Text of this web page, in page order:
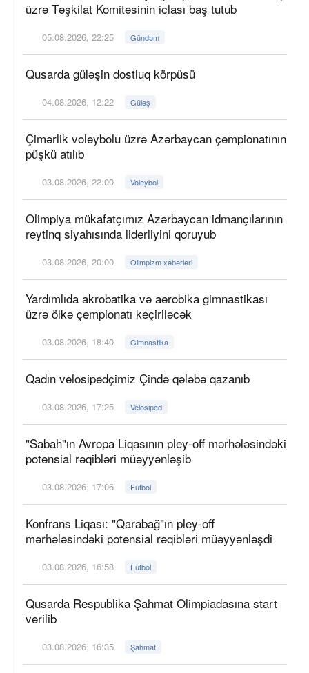
üzrə Təşkilat Komitəsinin iclası baş tutub
05.08.2026, 22:25 Gündəm
Qusarda güləşin dostluq körpüsü
04.08.2026, 12:22 Güləş
Çimərlik voleybolu üzrə Azərbaycan çempionatının
püşkü atılıb
03.08.2026, 22:00 Voleybol
Olimpiya mükafatçımız Azərbaycan idmançılarının
reytinq siyahısında liderliyini qoruyub
03.08.2026, 20:00 Olimpizm xəbərləri
Yardımlıda akrobatika və aerobika gimnastikası
üzrə ölkə çempionatı keçiriləcək
03.08.2026, 18:40 Gimnastika
Qadın velosipedçimiz Çində qələbə qazanıb
03.08.2026, 17:25 Velosiped
"Sabah"ın Avropa Liqasının pley-off mərhələsindəki
potensial rəqibləri müəyyənləşib
03.08.2026, 17:06 Futbol
Konfrans Liqası: "Qarabağ"ın pley-off
mərhələsindəki potensial rəqibləri müəyyənləşdi
03.08.2026, 16:58 Futbol
Qusarda Respublika Şahmat Olimpiadasına start
verilib
03.08.2026, 16:35 Şahmat